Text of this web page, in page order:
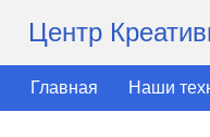
Центр
Главная Наши